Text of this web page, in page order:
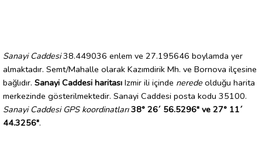
Sanayi Caddesi38.449036 enlem ve 27.195646 boylamda yer
almaktadır. Semt/Mahalle olarak Kazımdirik Mh. ve Bornova ilçesine
bağlıdır. Sanayi Caddesi haritası Izmir ili içinde nerede olduğu harita
merkezinde gösterilmektedir. Sanayi Caddesi posta kodu 35100.
Sanayi Caddesi GPS koordinatları 38° 26´ 56.5296" ve 27° 11´
44.3256".